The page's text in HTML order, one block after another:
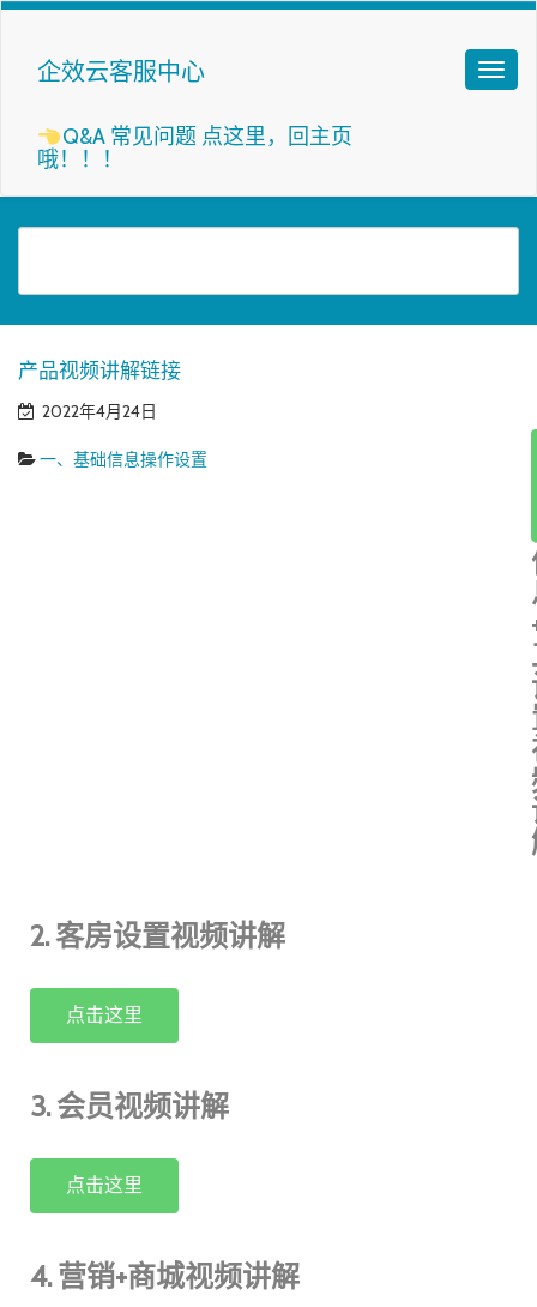
企效云客服中心
Q&A 常见问题 点这里，回主页
哦！！！
产品视频讲解链接
2022年4月24日
一、基础信息操作设置
2. 客房设置视频讲解
点击这里
3. 会员视频讲解
点击这里
4. 营销+商城视频讲解